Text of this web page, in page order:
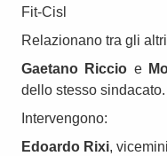
Fit-Cisl
Relazionano tra gli
Gaetano Riccio e
dello stesso sindacato.
Intervengono:
Edoardo Rixi,